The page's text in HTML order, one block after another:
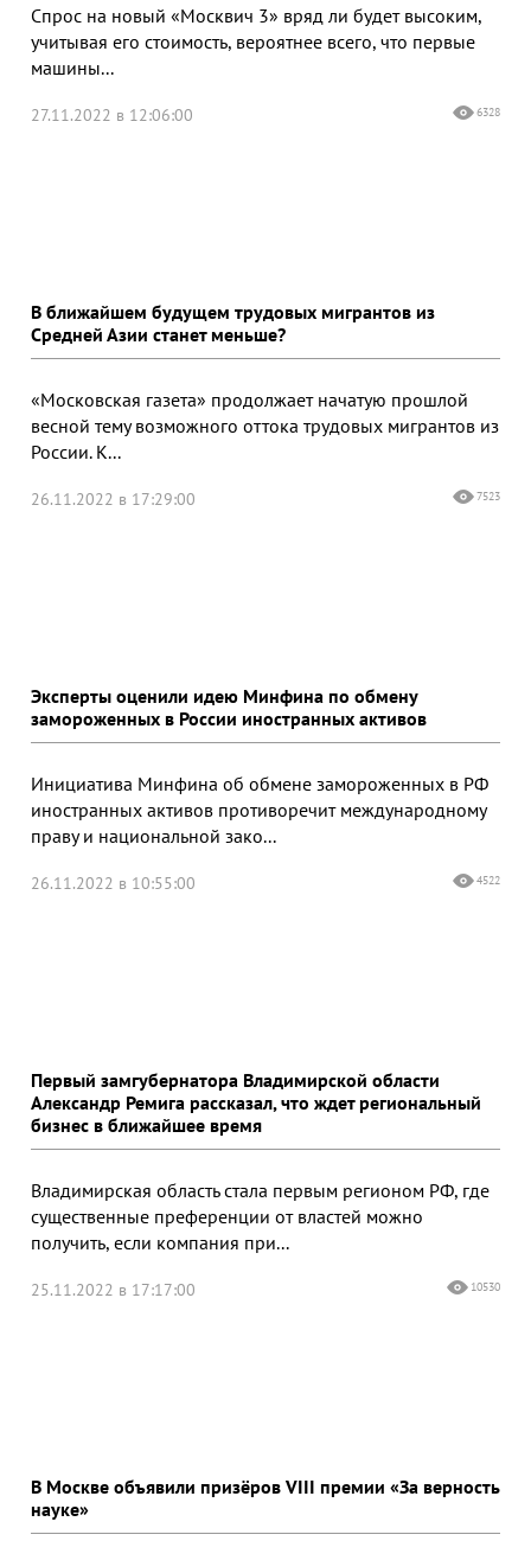
Спрос на новый «Москвич 3» вряд ли будет высоким,
учитывая его стоимость, вероятнее всего, что первые
машины...
27.11.2022 в 12:06:00 6328
В ближайшем будущем трудовых мигрантов из
Средней Азии станет меньше?
«Московская газета» продолжает начатую прошлой
весной тему возможного оттока трудовых мигрантов из
России. К...
26.11.2022 в 17:29:00 7523
Эксперты оценили идею Минфина по обмену
замороженных в России иностранных активов
Инициатива Минфина об обмене замороженных в РФ
иностранных активов противоречит международному
праву и национальной зако...
26.11.2022 в 10:55:00 4522
Первый замгубернатора Владимирской области
Александр Ремига рассказал, что ждет региональный
бизнес в ближайшее время
Владимирская область стала первым регионом РФ, где
существенные преференции от властей можно
получить, если компания при...
25.11.2022 в 17:17:00 10530
В Москве объявили призёров VIII премии «За верность
науке»